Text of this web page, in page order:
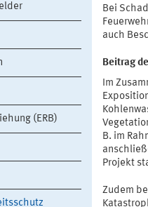
(ERB)
Bei
auch
Beitrag
Im
B. im
Projekt
Zudem